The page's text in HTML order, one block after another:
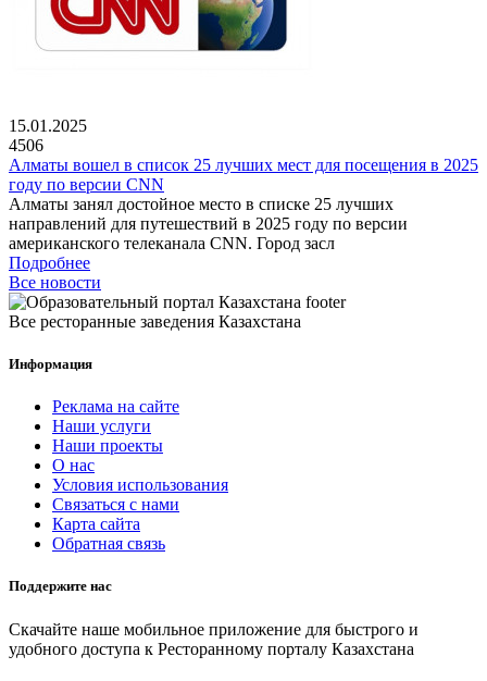
15.01.2025
4506
Алматы вошел в список 25 лучших мест для посещения в 2025
году по версии CNN
Алматы занял достойное место в списке 25 лучших
направлений для путешествий в 2025 году по версии
американского телеканала CNN. Город засл
Подробнее
Все новости
Все ресторанные заведения Казахстана
Информация
Реклама на сайте
Наши услуги
Наши проекты
О нас
Условия использования
Связаться с нами
Карта сайта
Обратная связь
Поддержите нас
Скачайте наше мобильное приложение для быстрого и
удобного доступа к Ресторанному порталу Казахстана